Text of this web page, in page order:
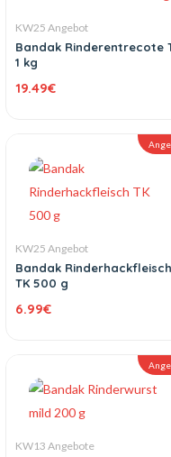
KW25 Angebot
Bandak Rinderentrecote
1 kg
19.49€
KW25 Angebot
Bandak Rinderhackfleisch
TK 500 g
6.99€
KW13 Angebote